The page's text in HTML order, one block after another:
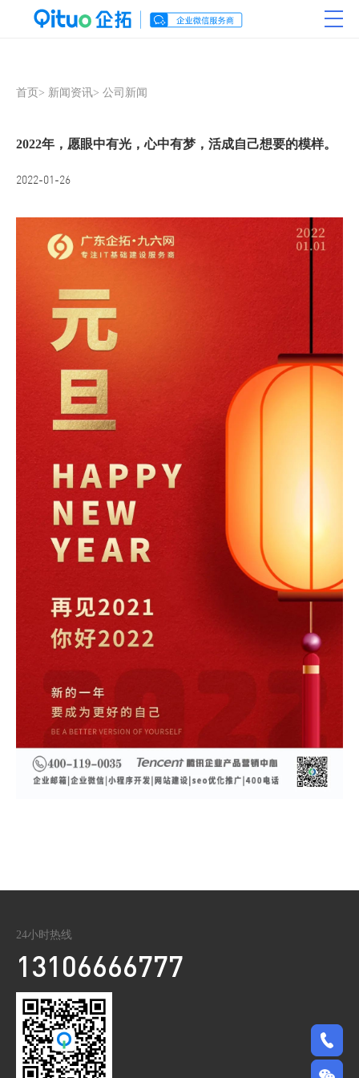
首页 > 新闻资讯> 公司新闻
2022年，愿眼中有光，心中有梦，活成自己想要的模样。
2022-01-26
24小时热线
13106666777